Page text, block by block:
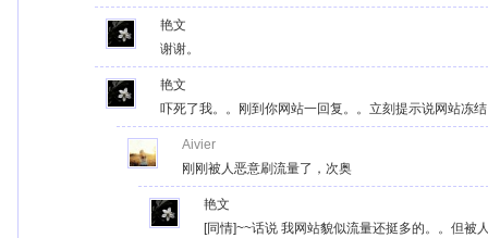
艳文
谢谢。
艳文
吓死了我。。刚到你网站一回复。。立刻提示说网站冻
Aivier
刚刚被人恶意刷流量了，次奥
艳文
[同情]~~话说 我网站貌似流量还挺多的。。但